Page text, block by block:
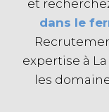
et
dans le
expertise à
les